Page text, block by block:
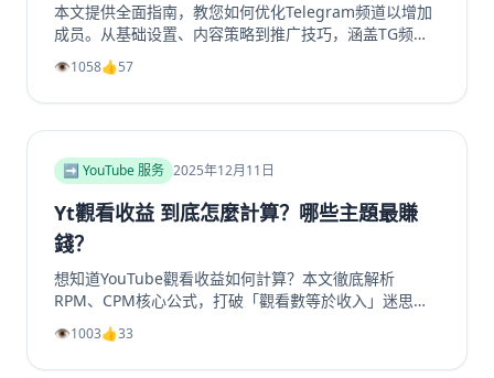
本文提供全面指南，教您如何优化Telegram频道以增加
成员。从基础设置、内容策略到推广技巧，涵盖TG频道
定位、高质量帖子创建、内外推广方法及互动留存策略，
帮助提升频道影响力和成员增长。包括实用SEO建议和专
业工具推荐，如利用涨粉站Telegram增长服务提升频道
👁️1058👍57
➡️ YouTube 服务 2025年12月11日
Yt觀看收益 到底怎麼計算？哪些主題最賺
錢？
想知道YouTube觀看收益如何計算？本文徹底解析
RPM、CPM核心公式，打破「觀看數等於收入」迷思。
深入剖析2025年最具「錢」景的五大內容主題，如金融
投資、科技評測為何CPM最高。更提供超越廣告的多元
變現策略，從頻道會員到品牌合作一次掌握。無論是新手
👁️1003👍33